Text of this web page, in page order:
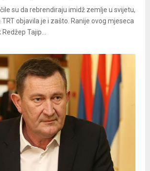
su da rebrendiraju imidž zemlje u svijetu,
objavila je i zašto. Ranije ovog mjeseca
Tajip...